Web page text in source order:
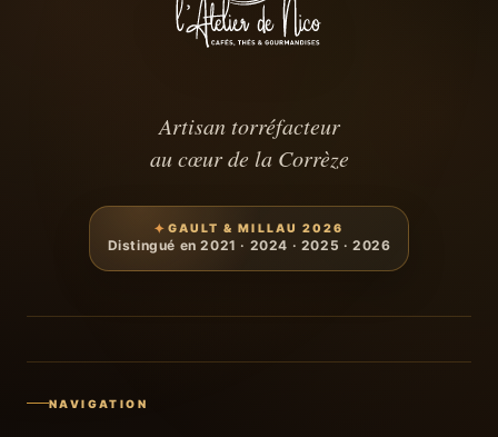
Artisan torréfacteur
au cœur de la Corrèze
GAULT & MILLAU 2026
Distingué en 2021 · 2024 · 2025 · 2026
NAVIGATION